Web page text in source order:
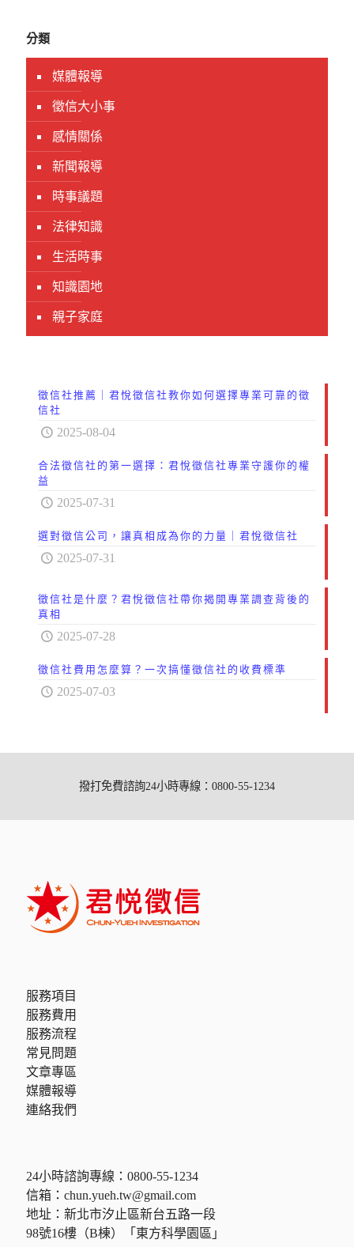
分類
媒體報導
徵信大小事
感情關係
新聞報導
時事議題
法律知識
生活時事
知識園地
親子家庭
徵信社推薦｜君悅徵信社教你如何選擇專業可靠的徵
信社
2025-08-04
合法徵信社的第一選擇：君悅徵信社專業守護你的權
益
2025-07-31
選對徵信公司，讓真相成為你的力量｜君悅徵信社
2025-07-31
徵信社是什麼？君悅徵信社帶你揭開專業調查背後的
真相
2025-07-28
徵信社費用怎麼算？一次搞懂徵信社的收費標準
2025-07-03
撥打免費諮詢24小時專線：0800-55-1234
服務項目
服務費用
服務流程
常見問題
文章專區
媒體報導
連絡我們
24小時諮詢專線： 0800-55-1234
信箱： chun.yueh.tw@gmail.com
地址：新北市汐止區新台五路一段
98號16樓（B棟）「東方科學園區」